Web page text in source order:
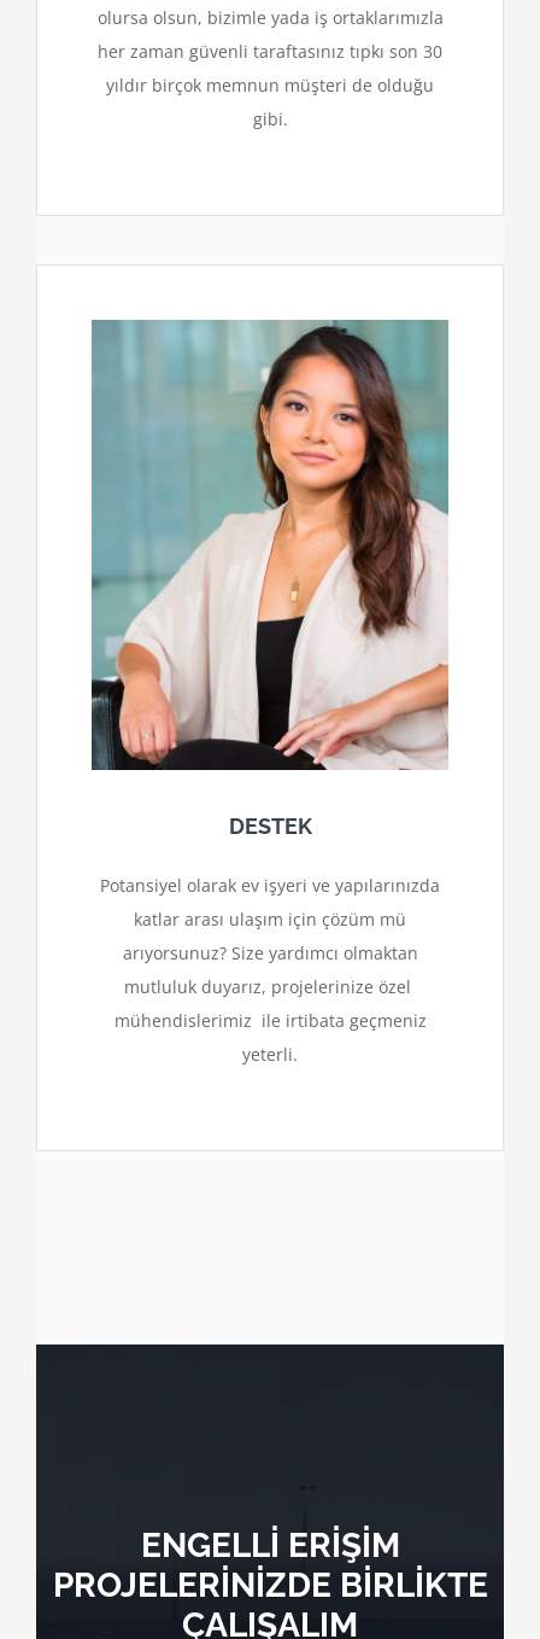
olursa olsun, bizimle yada iş ortaklarımızla
her zaman güvenli taraftasınız tıpkı son 30
yıldır birçok memnun müşteri de olduğu
gibi.
DESTEK
Potansiyel olarak ev işyeri ve yapılarınızda
katlar arası ulaşım için çözüm mü
arıyorsunuz? Size yardımcı olmaktan
mutluluk duyarız, projelerinize özel
mühendislerimiz ile irtibata geçmeniz
yeterli.
ENGELLİ ERİŞİM
PROJELERİNİZDE BİRLİKTE
ÇALIŞALIM